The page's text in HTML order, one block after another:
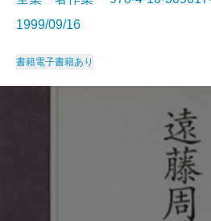
1999/09/16
書籍電子書籍あり